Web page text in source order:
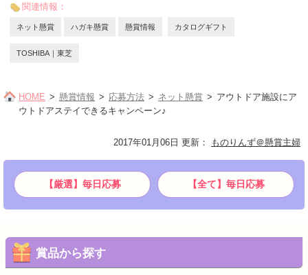
関連情報：
ネット懸賞 ハガキ懸賞 懸賞情報 カタログギフト
TOSHIBA｜東芝
HOME 懸賞情報 応募方法 ネット懸賞
アウトドア施設にア
ウトドアステイできるキャンペーン♪
2017年01月06日 更新 ： ものりんず＠懸賞主婦
【厳選】毎日応募 【全て】毎日応募
賞品から探す